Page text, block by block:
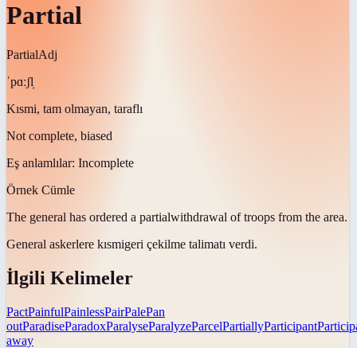
Partial
PartialAdj
ˈpɑːʃl̩
Kısmi, tam olmayan, taraflı
Not complete, biased
Eş anlamlılar: Incomplete
Örnek Cümle
The general has ordered a partialwithdrawal of troops from the area.
General askerlere kısmigeri çekilme talimatı verdi.
İlgili Kelimeler
PactPainfulPainlessPairPalePan
outParadiseParadoxParalyseParalyzeParcelPartiallyParticipant
away